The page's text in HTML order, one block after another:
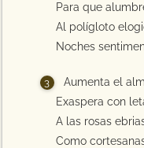
Para que
Al polígloto
Noches
Aumenta el
Exaspera con
A las rosas
Como